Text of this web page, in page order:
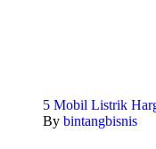
5 Mobil Listrik
By bintangbisnis